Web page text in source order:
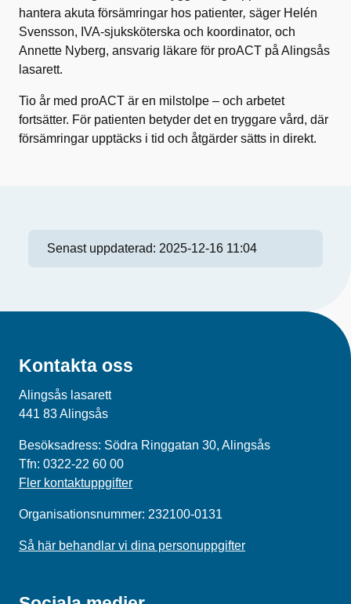
hantera akuta försämringar hos patienter, säger Helén
Svensson, IVA-sjuksköterska och koordinator, och
Annette Nyberg, ansvarig läkare för proACT på Alingsås
lasarett.
Tio år med proACT är en milstolpe – och arbetet
fortsätter. För patienten betyder det en tryggare vård, där
försämringar upptäcks i tid och åtgärder sätts in direkt.
Senast uppdaterad: 2025-12-16 11:04
Kontakta oss
Alingsås lasarett
441 83 Alingsås
Besöksadress: Södra Ringgatan 30, Alingsås
Tfn: 0322-22 60 00
Fler kontaktuppgifter
Organisationsnummer: 232100-0131
Så här behandlar vi dina personuppgifter